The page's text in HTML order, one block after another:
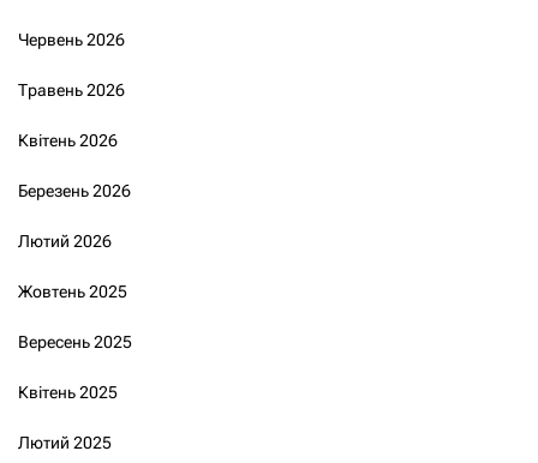
Червень 2026
Травень 2026
Квітень 2026
Березень 2026
Лютий 2026
Жовтень 2025
Вересень 2025
Квітень 2025
Лютий 2025